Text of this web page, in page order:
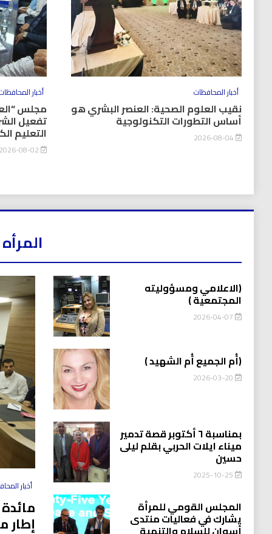
أخبار المحافظات
نقيب العلوم الصحية: العنصر البشري هو
أساس التطورات التكنولوجية
أخبار
مجلس
تفعيل
التعليم
أخبار
إطار
(الاعلامي ومسؤوليته
المجتمعية )
2026-04-07
(أُم الجميع أُم الشهيد )
2026-03-20
بمناسبة ٦ أكتوبر قصة تدمير
ميناء ايلات الحربي بقلم ليلى
حسين
2025-10-25
المجلس القومي للمرأة
يشارك في فعاليات منتدى